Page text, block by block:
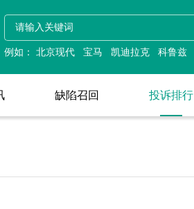
例如： 北京现代 宝马 凯迪拉克 科鲁兹
缺陷召回
投诉排行
投诉排行